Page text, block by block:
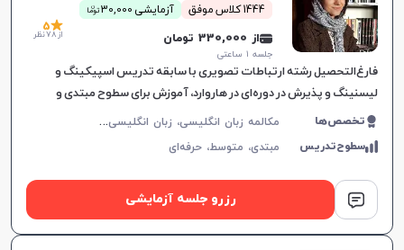
1444 کلاس موفق آزمایشی 30,000 توما
ن
از 330,000 تومان
جلسه ۱ ساعتی
5
از 78 نظر
فارغ‌التحصیل رشته ارتباطات تصویری با سابقه تدریس اسپیکینگ و
لیسنینگ و پذیرش در دوره‌ای در هاروارد، آموزش برای سطوح مبتدی و
متوسط، با رویکردی جذاب و موثر.
تخصص‌ها م
کالمه زبان انگلیسی، زبان انگلیسی عمومی، گرامر زبان انگلیسی، زبان انگلیسی آمریکایی، آیلتس
سطوح‌تدریس مبتدی، متوسط،حرفه‌ای
رزرو جلسه آزمایشی